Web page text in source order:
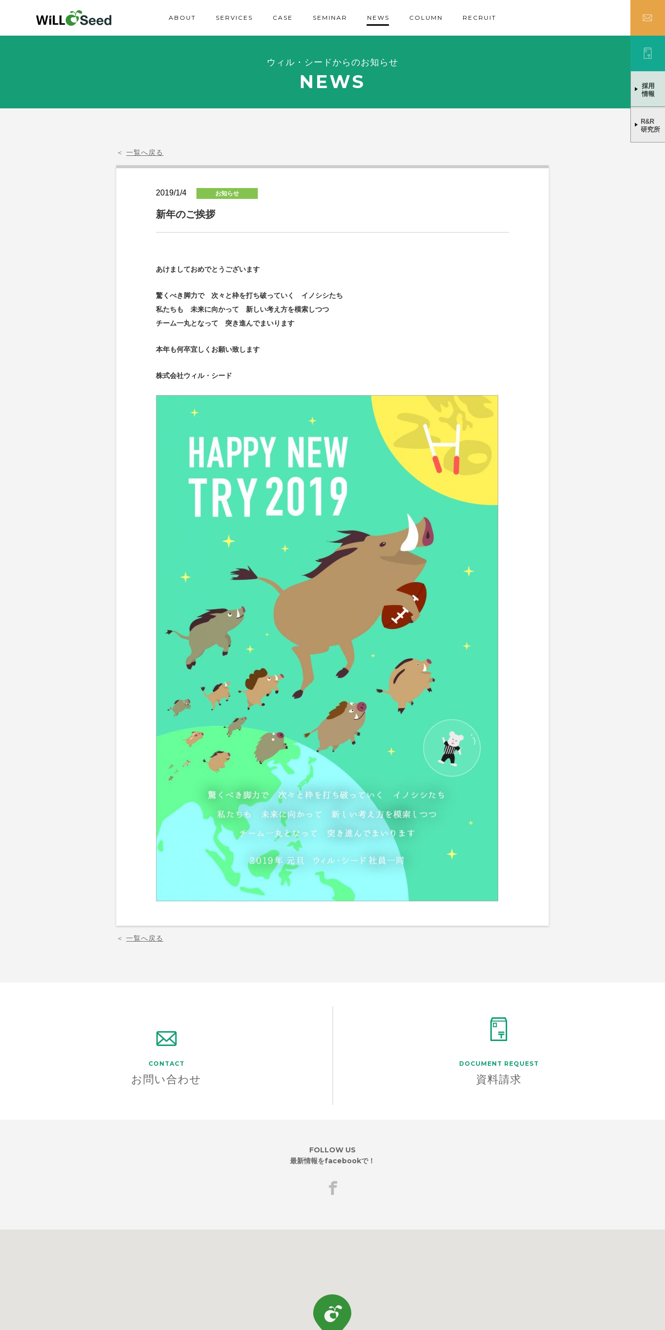
ABOUT SERVICES CASE SEMINAR NEWS COLUMN RECRUIT
採用
情報
R&R
研究所
ウィル・シードからのお知らせ
NEWS
＜一覧へ戻る
2019/1/4 お知らせ
新年のご挨拶
あけましておめでとうございます
驚くべき脚力で 次々と枠を打ち破っていく イノシシたち
私たちも 未来に向かって 新しい考え方を模索しつつ
チーム一丸となって 突き進んでまいります
本年も何卒宜しくお願い致します
株式会社ウィル・シード
＜一覧へ戻る
CONTACT
お問い合わせ
DOCUMENT REQUEST
資料請求
FOLLOW US
最新情報をfacebookで！